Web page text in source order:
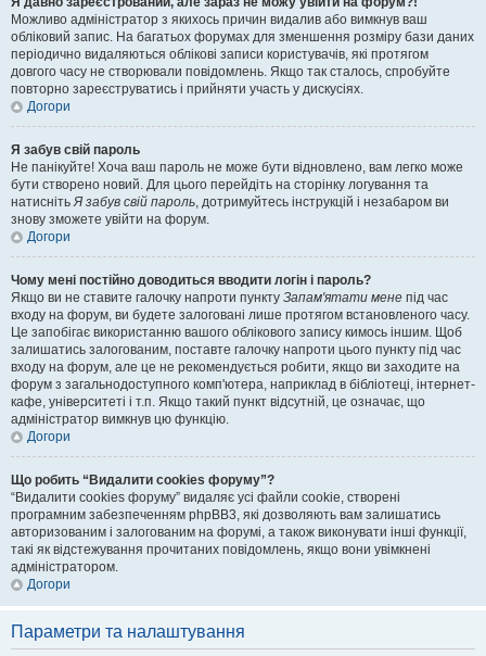
Можливо адміністратор з якихось причин видалив або вимкнув ваш
обліковий запис. На багатьох форумах для зменшення розміру бази даних
періодично видаляються облікові записи користувачів, які протягом
довгого часу не створювали повідомлень. Якщо так сталось, спробуйте
повторно зареєструватись і прийняти участь у дискусіях.
Догори
Я забув свій пароль
Не панікуйте! Хоча ваш пароль не може бути відновлено, вам легко може
бути створено новий. Для цього перейдіть на сторінку логування та
натиснітьЯ забув свій пароль, дотримуйтесь інструкцій і незабаром ви
знову зможете увійти на форум.
Догори
Чому мені постійно доводиться вводити логін і пароль?
Якщо ви не ставите галочку напроти пункту Запам'ятати мене під час
входу на форум, ви будете залоговані лише протягом встановленого часу.
Це запобігає використанню вашого облікового запису кимось іншим. Щоб
залишатись залогованим, поставте галочку напроти цього пункту під час
входу на форум, але це не рекомендується робити, якщо ви заходите на
форум з загальнодоступного комп'ютера, наприклад в бібліотеці, інтернет-
кафе, університеті і т.п. Якщо такий пункт відсутній, це означає, що
адміністратор вимкнув цю функцію.
Догори
Що робить “Видалити cookies форуму”?
“Видалити cookies форуму” видаляє усі файли cookie, створені
програмним забезпеченням phpBB3, які дозволяють вам залишатись
авторизованим і залогованим на форумі, а також виконувати інші функції,
такі як відстежування прочитаних повідомлень, якщо вони увімкнені
адміністратором.
Догори
Параметри та налаштування